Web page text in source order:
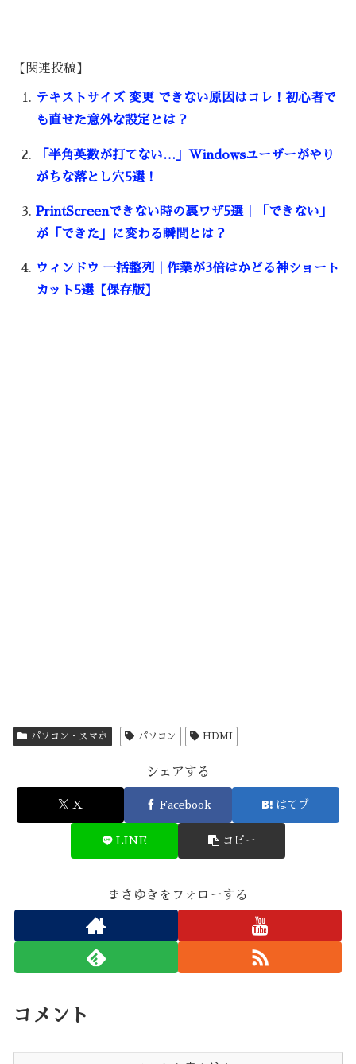
【関連投稿】
テキストサイズ 変更 できない原因はコレ！初心者で
も直せた意外な設定とは？
「半角英数が打てない…」Windowsユーザーがやり
がちな落とし穴5選！
PrintScreenできない時の裏ワザ5選｜「できない」
が「できた」に変わる瞬間とは？
ウィンドウ 一括整列｜作業が3倍はかどる神ショート
カット5選【保存版】
パソコン・スマホ パソコン HDMI
シェアする
X Facebook はてブ
LINE コピー
まさゆきをフォローする
コメント